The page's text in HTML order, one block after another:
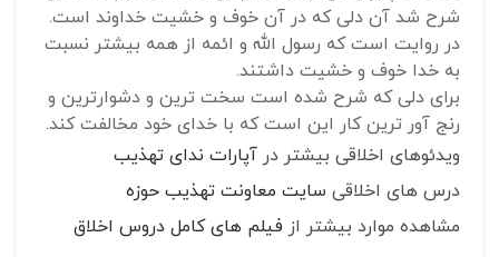
شرح شد آن دلی که در آن خوف و خشیت خداوند است.
در روایت است که رسول الله و ائمه از همه بیشتر نسبت
به خدا خوف و خشیت داشتند.
برای دلی که شرح شده است سخت ترین و دشوارترین و
رنج آور ترین کار این است که با خدای خود مخالفت کند.
ویدئوهای اخلاقی بیشتر در آپارات ندای تهذیب
درس های اخلاقی سایت معاونت تهذیب حوزه
مشاهده موارد بیشتر از فیلم های کامل دروس اخلاق